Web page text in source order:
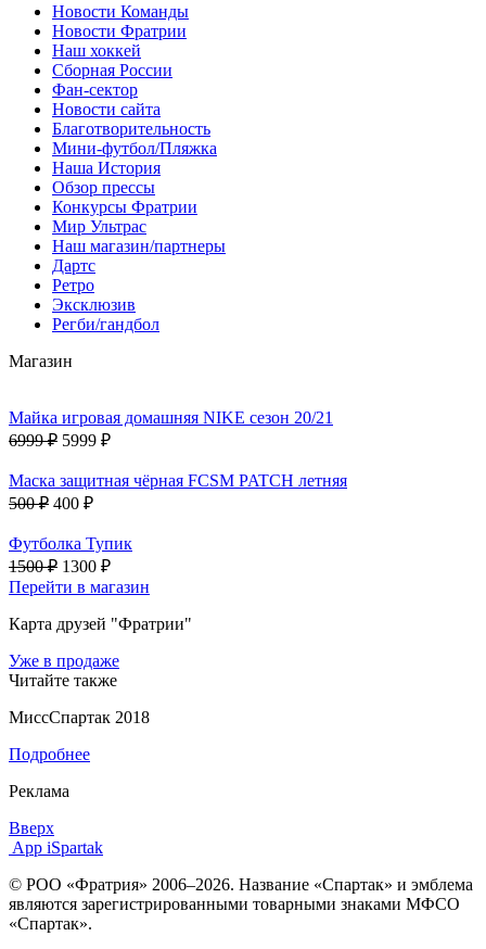
Новости Команды
Новости Фратрии
Наш хоккей
Сборная России
Фан-cектор
Новости сайта
Благотворительность
Мини-футбол/Пляжка
Наша История
Обзор прессы
Конкурсы Фратрии
Мир Ультрас
Наш магазин/партнеры
Дартс
Ретро
Эксклюзив
Регби/гандбол
Магазин
Майка игровая домашняя NIKE сезон 20/21
6999 ₽ 5999 ₽
Маска защитная чёрная FCSM PATCH летняя
500 ₽ 400 ₽
Футболка Тупик
1500 ₽ 1300 ₽
Перейти в магазин
Карта друзей "Фратрии"
Уже в продаже
Читайте также
МиссСпартак 2018
Подробнее
Реклама
Вверх
App iSpartak
© РОО «Фратрия» 2006–2026. Название «Спартак» и эмблема
являются зарегистрированными товарными знаками МФСО
«Спартак».